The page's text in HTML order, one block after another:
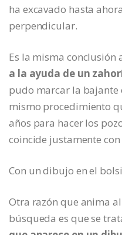
ha excavado hasta
perpendicular.
Es la misma conclusión
a la ayuda de un
pudo marcar la bajante
mismo procedimiento
años para hacer los
coincide justamente
Con un dibujo en el
Otra razón que anima
búsqueda es que se